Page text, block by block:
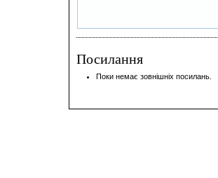
Посилання
Поки немає зовнішніх посилань.